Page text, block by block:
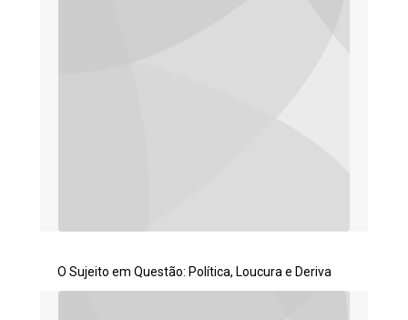
O Sujeito em Questão: Política, Loucura e Deriva